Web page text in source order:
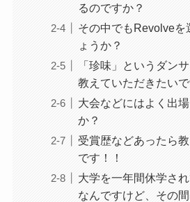
るのですか？
その中でもRevolveを
ょうか？
「珍味」というダン
教えていただきたいで
大会などにはよく出
か？
受賞歴などあったら
です！！
大学を一年間休学さ
なんですけど、その